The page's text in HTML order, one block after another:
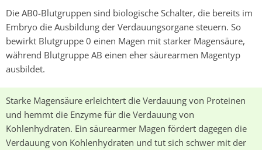
Die AB0-Blutgruppen sind biologische Schalter, die bereits im
Embryo die Ausbildung der Verdauungsorgane steuern. So
bewirkt Blutgruppe 0 einen Magen mit starker Magensäure,
während Blutgruppe AB einen eher säurearmen Magentyp
ausbildet.
Starke Magensäure erleichtert die Verdauung von Proteinen
und hemmt die Enzyme für die Verdauung von
Kohlenhydraten. Ein säurearmer Magen fördert dagegen die
Verdauung von Kohlenhydraten und tut sich schwer mit der